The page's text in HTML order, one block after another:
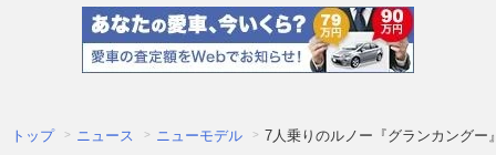
トップ ニュース ニューモデル 7人乗りのルノー『グランカングー